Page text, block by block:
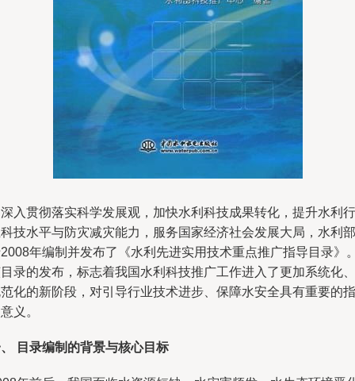
入贯彻落实科学发展观，加快水利科技成果转化，提升水利行
技水平与防灾减灾能力，服务国家经济社会发展大局，水利部
年编制并发布了《水利先进实用技术重点推广指导目录》
录的发布，标志着我国水利科技推广工作进入了更加系统化、
化的新阶段，对引导行业技术进步、保障水安全具有重要的指
义。
目录编制的背景与核心目标